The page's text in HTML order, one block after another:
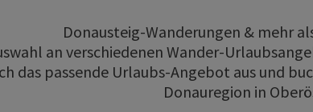
Donausteig-Wanderungen & mehr
an verschiedenen Wander-
das passende Urlaubs-Angebot aus und
Donauregion in